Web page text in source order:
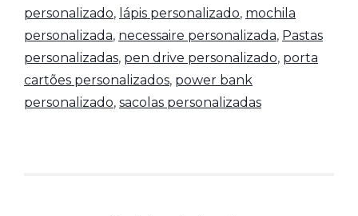
personalizado, lápis personalizado, mochila
personalizada, necessaire personalizada, Pastas
personalizadas, pen drive personalizado, porta
cartões personalizados, power bank
personalizado, sacolas personalizadas